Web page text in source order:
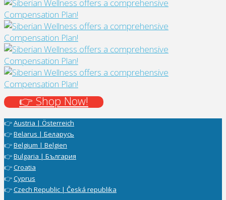
👉 Shop Now!
👉Austria | Österreich
👉Belarus | Беларусь
👉Belgium | Belgien
👉Bulgaria | България
👉Croatia
👉Cyprus
👉Czech Republic | Česká republika